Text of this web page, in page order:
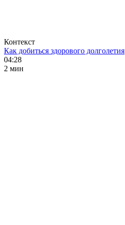
Контекст
Как добиться здорового долголетия
04:28
2 мин